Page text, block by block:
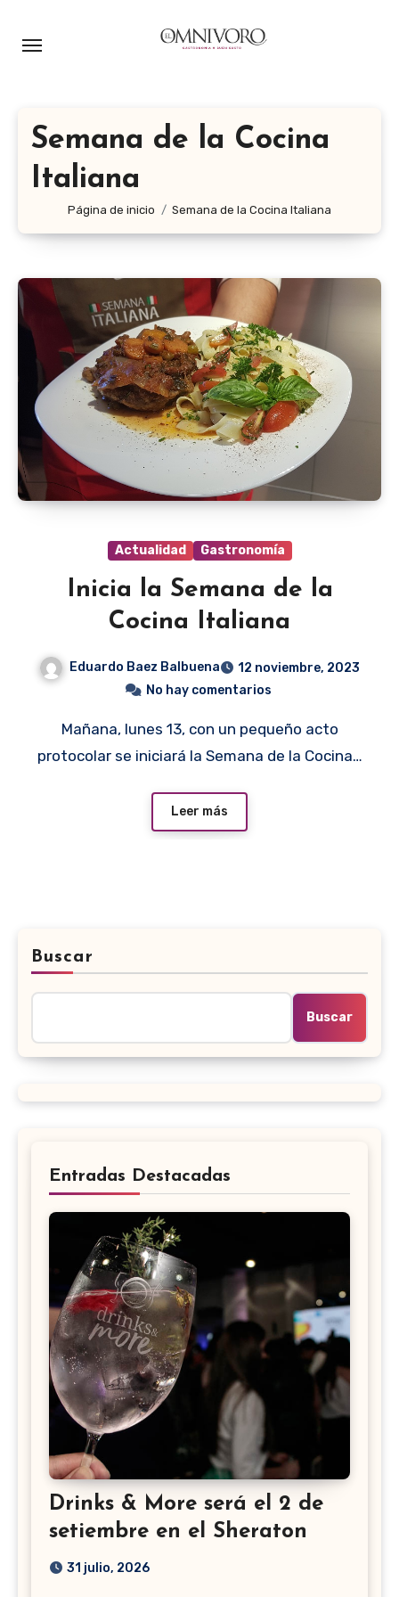
Semana de la Cocina
Italiana
Página de inicio Semana de la Cocina Italiana
Actualidad Gastronomía
Inicia la Semana de la
Cocina Italiana
Eduardo Baez Balbuena
12 noviembre, 2023
No hay comentarios
Mañana, lunes 13, con un pequeño acto
protocolar se iniciará la Semana de la Cocina…
Leer más
Buscar
Buscar
Entradas Destacadas
Drinks & More será el 2 de
setiembre en el Sheraton
31 julio, 2026